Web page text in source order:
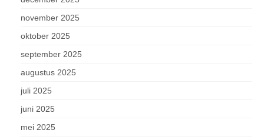
november 2025
oktober 2025
september 2025
augustus 2025
juli 2025
juni 2025
mei 2025